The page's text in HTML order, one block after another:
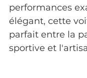
performances
élégant, cette
parfait entre la
sportive et